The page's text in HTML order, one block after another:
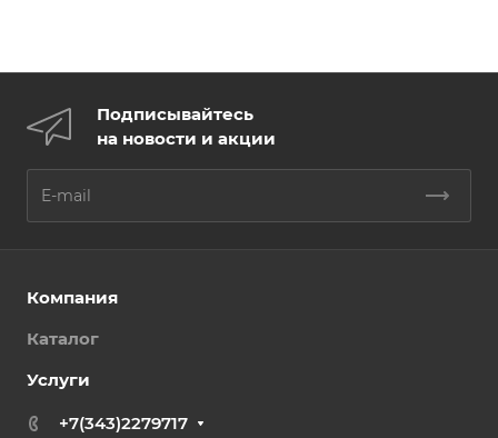
Подписывайтесь
на новости и акции
Компания
Каталог
Услуги
+7(343)2279717